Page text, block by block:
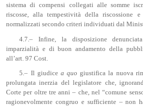
sistema di compensi collegati alle somme
riscosse, alla tempestività della riscossione
normalizzati secondo criteri individuati dal
4.7.– Infine, la disposizione
imparzialità e di buon andamento della
all’art. 97 Cost.
5.– Il giudice a quo giustifica la nuova
prolungata inerzia del legislatore che,
Corte per oltre tre anni – che, nel “comune
ragionevolmente congruo e sufficiente – non